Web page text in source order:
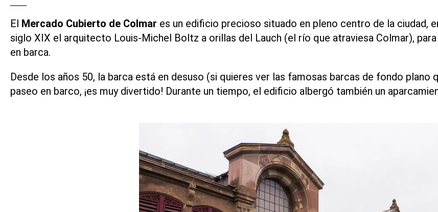
El Mercado Cubierto de Colmar es un edificio precioso situado en pleno centro de la ciudad,
siglo XIX el arquitecto Louis-Michel Boltz a orillas del Lauch (el río que atraviesa Colmar),
en barca.
Desde los años 50, la barca está en desuso (si quieres ver las famosas barcas de fondo plano
paseo en barco, ¡es muy divertido! Durante un tiempo, el edificio albergó también un